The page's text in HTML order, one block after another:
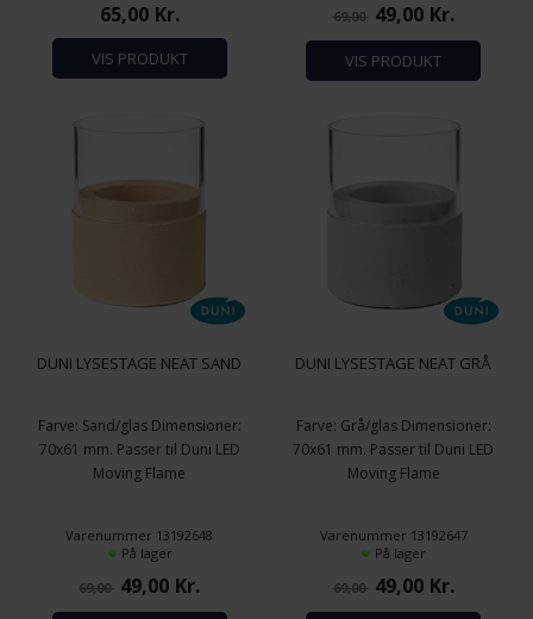
65,00 Kr.
VIS PRODUKT
69,00 49,00 Kr.
VIS PRODUKT
DUNI LYSESTAGE NEAT SAND
Farve: Sand/glas Dimensioner:
70x61 mm. Passer til Duni LED
Moving Flame
Varenummer 13192648
På lager
69,00 49,00 Kr.
DUNI LYSESTAGE NEAT GRÅ
Farve: Grå/glas Dimensioner:
70x61 mm. Passer til Duni LED
Moving Flame
Varenummer 13192647
På lager
69,00 49,00 Kr.